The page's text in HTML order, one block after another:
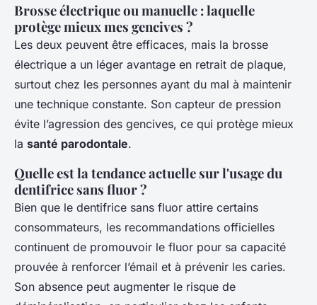
Brosse électrique ou manuelle : laquelle
protège mieux mes gencives ?
Les deux peuvent être efficaces, mais la brosse
électrique a un léger avantage en retrait de plaque,
surtout chez les personnes ayant du mal à maintenir
une technique constante. Son capteur de pression
évite l’agression des gencives, ce qui protège mieux
la santé parodontale.
Quelle est la tendance actuelle sur l'usage du
dentifrice sans fluor ?
Bien que le dentifrice sans fluor attire certains
consommateurs, les recommandations officielles
continuent de promouvoir le fluor pour sa capacité
prouvée à renforcer l’émail et à prévenir les caries.
Son absence peut augmenter le risque de